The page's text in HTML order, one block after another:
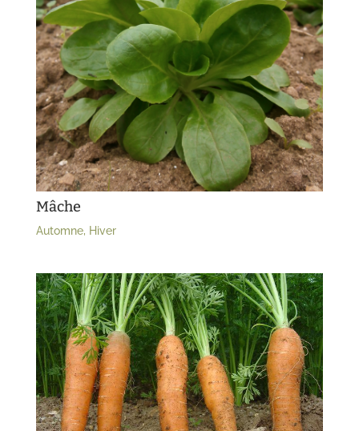
Mâche
Automne, Hiver